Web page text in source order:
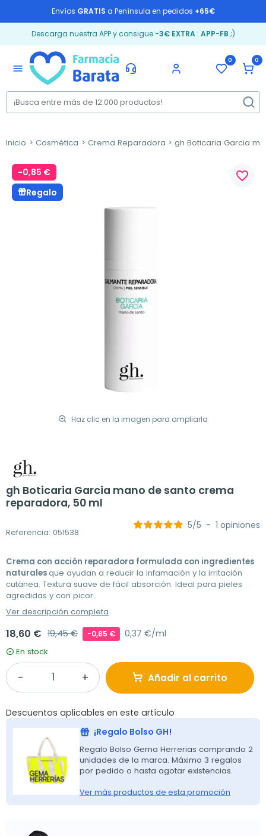
Envíos GRATIS a Península en pedidos +65€
Descarga nuestra APP y consigue -3€ EXTRA: APP-FB ;)
menu
0 0
Inicio Cosmética Crema Reparadora gh Boticaria Garcia
-0,85 €
Regalo
Haz clic en la imagen para ampliarla
favorite_border
gh Boticaria Garcia mano de santo crema
reparadora, 50 ml
Referencia: 051538
5/5 - 1 opiniones
Crema con acción reparadora formulada con ingredientes
naturalesque ayudan a reducir la infamación y la irritación
cutánea. Textura suave de fácil absorción. Ideal para pieles
agredidas y con picor.
Ver descripción completa
18,60 € 19,45 € -0,85 € 0,37 €/ml
En stock
Añadir al carrito
Descuentos aplicables en este artículo
¡Regalo Bolso GH!
Regalo Bolso Gema Herrerias comprando 2
unidades de la marca. Máximo 3 regalos
por pedido o hasta agotar existencias.
Ver más productos de esta promoción